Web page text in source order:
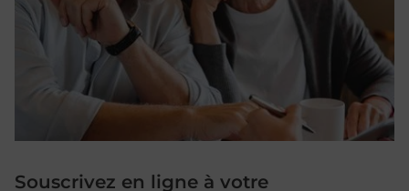
Souscrivez en ligne à votre